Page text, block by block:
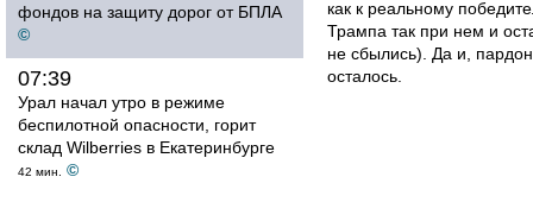
фондов на защиту дорог от БПЛА
©
07:39
Урал начал утро в режиме
беспилотной опасности, горит
склад Wilberries в Екатеринбурге
42 мин. ©
как к реальному
Трампа так при нем и
не сбылись). Да и,
осталось.